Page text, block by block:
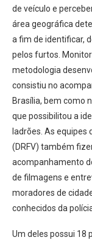
de veículo e
área geográfica
a fim de identificar,
pelos furtos.
metodologia
consistiu no
Brasília, bem como
que possibilitou a
ladrões. As equipes
(DRFV) também
acompanhamento
de filmagens e
moradores de
conhecidos da
Um deles possui 18